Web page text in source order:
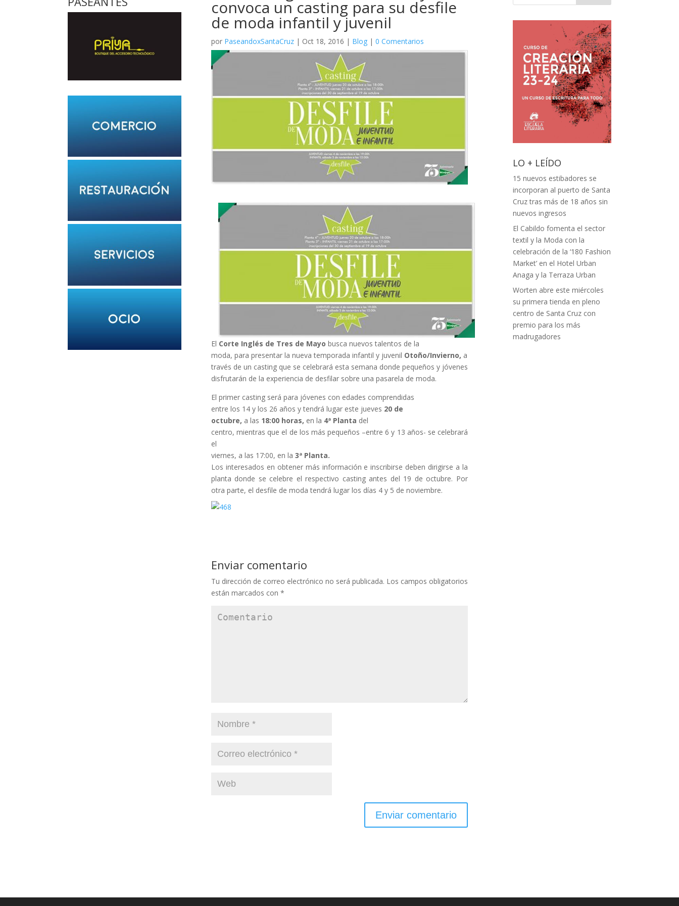
convoca un casting para su desfile
de moda infantil y juvenil
por PaseandoxSantaCruz| Oct 18, 2016 | Blog| 0 Comentarios
El Corte Inglés de Tres de Mayo busca nuevos talentos de la
moda, para presentar la nueva temporada infantil y juvenil Otoño/Invierno, a
través de un casting que se celebrará esta semana donde pequeños y jóvenes
disfrutarán de la experiencia de desfilar sobre una pasarela de moda.
El primer casting será para jóvenes con edades comprendidas
entre los 14 y los 26 años y tendrá lugar este jueves 20 de
octubre, a las 18:00 horas, en la 4ª Planta del
centro, mientras que el de los más pequeños –entre 6 y 13 años- se celebrará
el
viernes, a las 17:00, en la 3ª Planta.
Los interesados en obtener más información e inscribirse deben dirigirse a la
planta donde se celebre el respectivo casting antes del 19 de octubre. Por
otra parte, el desfile de moda tendrá lugar los días 4 y 5 de noviembre.
Enviar comentario
Tu dirección de correo electrónico no será publicada. Los campos obligatorios
están marcados con *
LO + LEÍDO
15 nuevos estibadores se
incorporan al puerto de Santa
Cruz tras más de 18 años sin
nuevos ingresos
El Cabildo fomenta el sector
textil y la Moda con la
celebración de la ‘180 Fashion
Market’ en el Hotel Urban
Anaga y la Terraza Urban
Worten abre este miércoles
su primera tienda en pleno
centro de Santa Cruz con
premio para los más
madrugadores